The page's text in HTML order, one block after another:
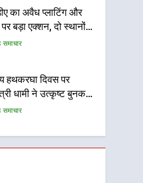
का अवैध प्लाटिंग और
पर बड़ा एक्शन, दो स्थानों
मसूरी मार्ग पर
समाचार
हथकरघा दिवस पर
धामी ने उत्कृष्ट बुनकरों
कारीगरों को किया
समाचार
कांग्रेस में बड़ा
फेरबदल, नई
और समितियों का